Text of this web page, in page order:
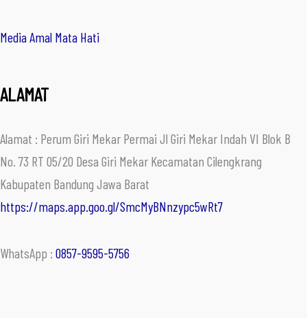
Media Amal Mata Hati
ALAMAT
Alamat : Perum Giri Mekar Permai Jl Giri Mekar Indah VI Blok B
No. 73 RT 05/20 Desa Giri Mekar Kecamatan Cilengkrang
Kabupaten Bandung Jawa Barat
https://maps.app.goo.gl/SmcMyBNnzypc5wRt7
WhatsApp : 0857-9595-5756